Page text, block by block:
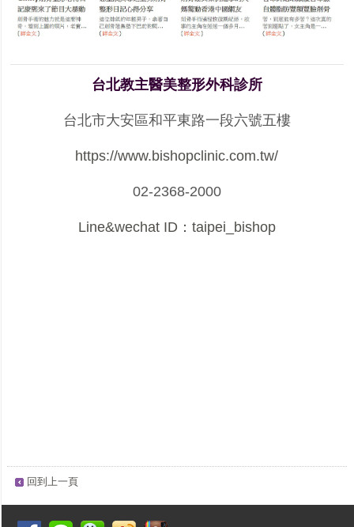
台北教主醫美整形外科診所
台北市大安區和平東路一段六號五樓
https://www.bishopclinic.com.tw/
02-2368-2000
Line&wechat ID：taipei_bishop
回到上一頁